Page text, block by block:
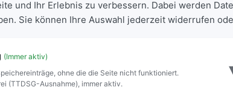
seit 2023 laufenden
und Gemeinden besser
und Bürger sowie
Regiobuslinien. Die neuen MV-
erkennen.
und Ihr Erlebnis zu verbessern. Dabei werden
Sie können Ihre Auswahl jederzeit widerrufen
(Immer aktiv)
ohne die die Seite nicht funktioniert.
(TTDSG-Ausnahme), immer aktiv.